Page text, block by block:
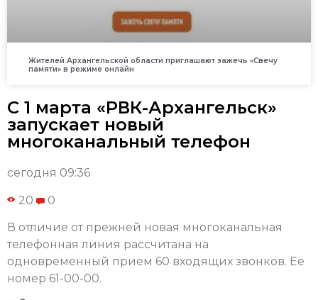
Жителей Архангельской области приглашают зажечь «Свечу
памяти» в режиме онлайн
С 1 марта «РВК-Архангельск»
запускает новый
многоканальный телефон
сегодня 09:36
20 0
В отличие от прежней новая многоканальная
телефонная линия рассчитана на
одновременный прием 60 входящих звонков. Её
номер 61-00-00.